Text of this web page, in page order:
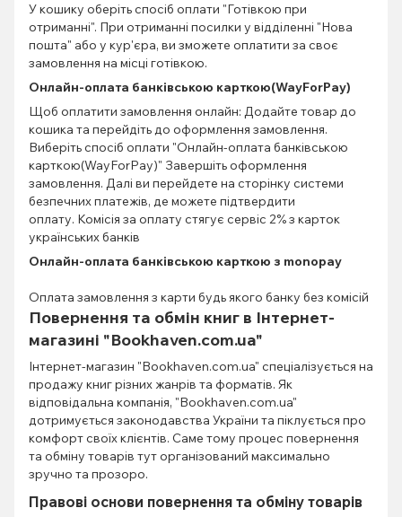
У кошику оберіть спосіб оплати "Готівкою при
отриманні". При отриманні посилки у відділенні "Нова
пошта" або у кур'єра, ви зможете оплатити за своє
замовлення на місці готівкою.
Онлайн-оплата банківською карткою(WayForPay)
Щоб оплатити замовлення онлайн: Додайте товар до
кошика та перейдіть до оформлення замовлення.
Виберіть спосіб оплати "Онлайн-оплата банківською
карткою(WayForPay)" Завершіть оформлення
замовлення. Далі ви перейдете на сторінку системи
безпечних платежів, де можете підтвердити
оплату. Комісія за оплату стягує сервіс 2% з карток
українських банків
Онлайн-оплата банківською карткою з monopay
Оплата замовлення з карти будь якого банку без комісій
Повернення та обмін книг в Інтернет-
магазині "Bookhaven.com.ua"
Інтернет-магазин "Bookhaven.com.ua" спеціалізується на
продажу книг різних жанрів та форматів. Як
відповідальна компанія, "Bookhaven.com.ua"
дотримується законодавства України та піклується про
комфорт своїх клієнтів. Саме тому процес повернення
та обміну товарів тут організований максимально
зручно та прозоро.
Правові основи повернення та обміну товарів